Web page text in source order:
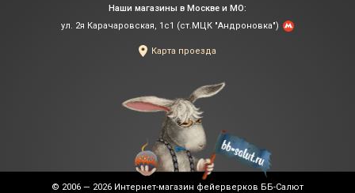
Наши магазины в Москве и МО:
ул. 2я Карачаровская, 1с1 (ст.МЦК "Андроновка")
Карта проезда
© 2006 — 2026 Интернет-магазин фейерверков ББ-Салют